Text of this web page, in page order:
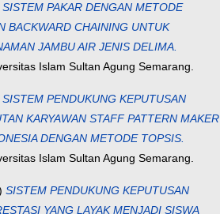
SISTEM PAKAR DENGAN METODE
BACKWARD CHAINING UNTUK
JAMBU AIR JENIS DELIMA.
Islam Sultan Agung Semarang.
SISTEM PENDUKUNG KEPUTUSAN
KARYAWAN STAFF PATTERN MAKER
DENGAN METODE TOPSIS.
Islam Sultan Agung Semarang.
SISTEM PENDUKUNG KEPUTUSAN
YANG LAYAK MENJADI SISWA